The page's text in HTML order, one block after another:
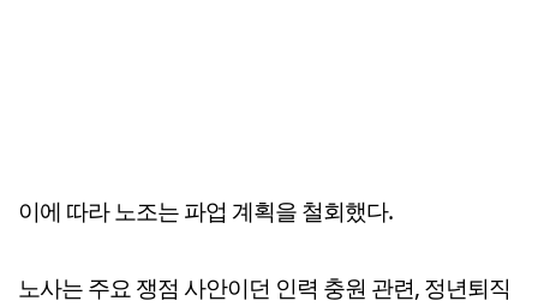
이에 따라 노조는 파업 계획을 철회했다.
노사는 주요 쟁점 사안이던 인력 충원 관련, 정년퇴직